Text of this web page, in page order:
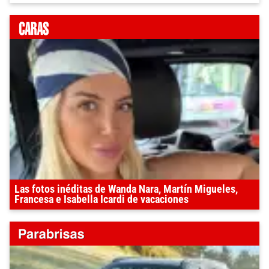
Las fotos inéditas de Wanda Nara, Martín Migueles,
Francesa e Isabella Icardi de vacaciones